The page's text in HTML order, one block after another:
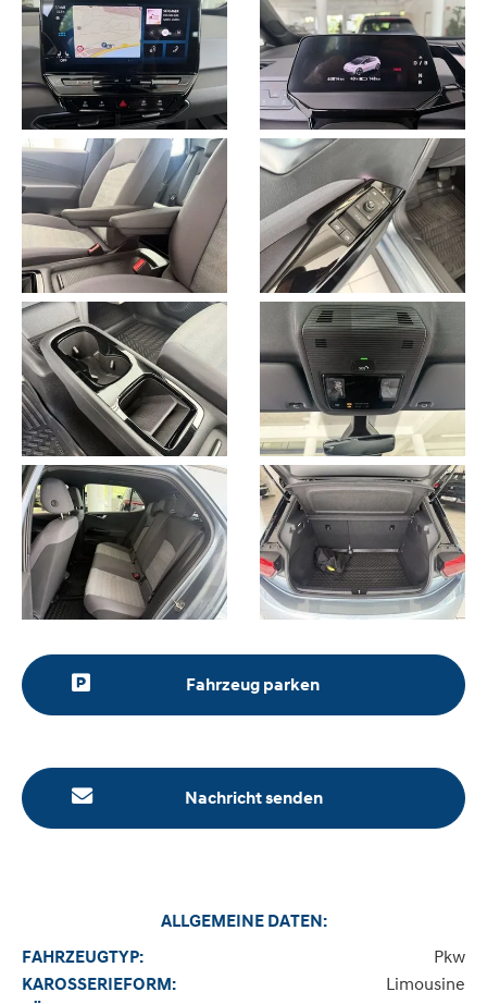
Fahrzeug parken
Nachricht senden
ALLGEMEINE DATEN:
FAHRZEUGTYP:
Pkw
KAROSSERIEFORM:
Limousine